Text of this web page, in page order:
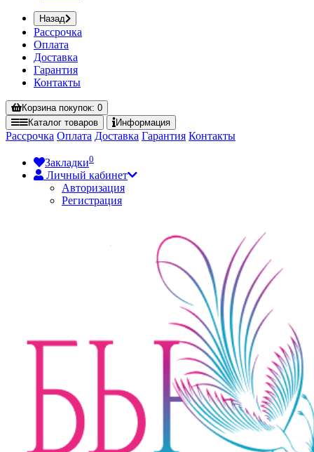
Назад
Рассрочка
Оплата
Доставка
Гарантия
Контакты
Корзинапокупок: 0
Каталог товаров Информация
Рассрочка Оплата Доставка Гарантия Контакты
Закладки0
Личный кабинет
Авторизация
Регистрация